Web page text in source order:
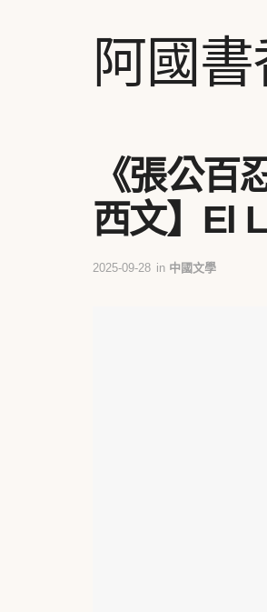
阿國
《張公
西文】El
2025-09-28 in 中國文學